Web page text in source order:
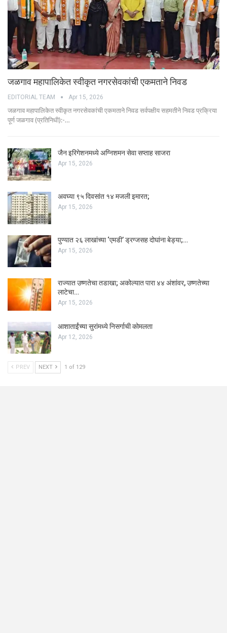
जळगाव महापालिकेत स्वीकृत नगरसेवकांची एकमताने निवड
EDITORIAL TEAM Apr 15, 2026
जळगाव महापालिकेत स्वीकृत नगरसेवकांची एकमताने निवड सर्वपक्षीय सहमतीने निवड प्रक्रिया
पूर्ण जळगाव (प्रतिनिधी):-…
जैन इरिगेशनमध्ये अग्निशमन सेवा सप्ताह साजरा
Apr 15, 2026
अवघ्या ९५ दिवसांत १४ मजली इमारत;
Apr 15, 2026
पुण्यात २६ लाखांच्या ‘एमडी’ ड्रग्जसह दोघांना बेड्या;…
Apr 15, 2026
राज्यात उष्णतेचा तडाखा; अकोल्यात पारा ४४ अंशांवर, उष्णतेच्या
लाटेचा…
Apr 15, 2026
आशाताईंच्या सुरांमध्ये निसर्गाची कोमलता
Apr 12, 2026
PREV NEXT 1 of 129